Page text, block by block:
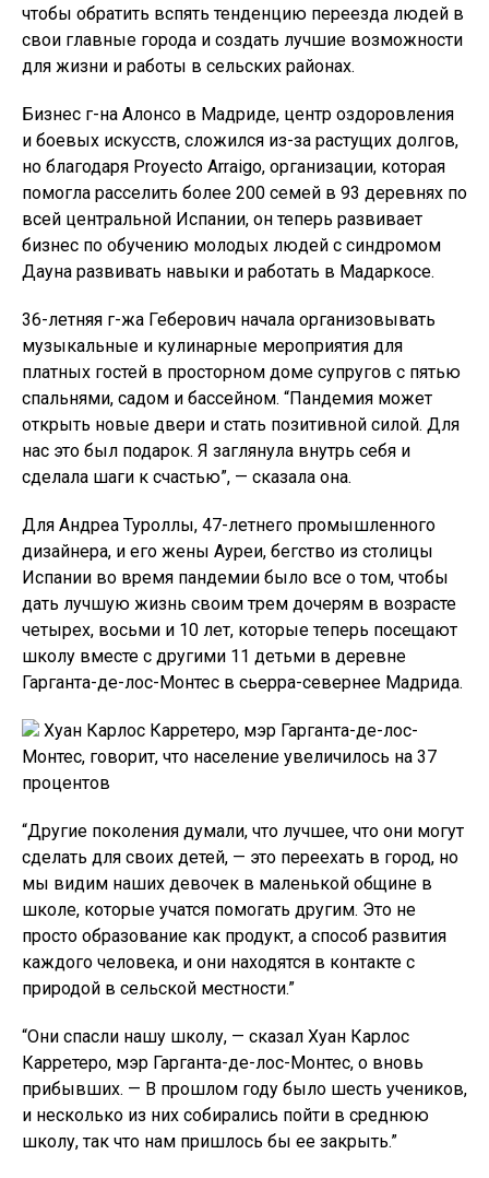
чтобы обратить вспять тенденцию переезда людей в
свои главные города и создать лучшие возможности
для жизни и работы в сельских районах.
Бизнес г-на Алонсо в Мадриде, центр оздоровления
и боевых искусств, сложился из-за растущих долгов,
но благодаря Proyecto Arraigo, организации, которая
помогла расселить более 200 семей в 93 деревнях по
всей центральной Испании, он теперь развивает
бизнес по обучению молодых людей с синдромом
Дауна развивать навыки и работать в Мадаркосе.
36-летняя г-жа Геберович начала организовывать
музыкальные и кулинарные мероприятия для
платных гостей в просторном доме супругов с пятью
спальнями, садом и бассейном. “Пандемия может
открыть новые двери и стать позитивной силой. Для
нас это был подарок. Я заглянула внутрь себя и
сделала шаги к счастью”, — сказала она.
Для Андреа Туроллы, 47-летнего промышленного
дизайнера, и его жены Ауреи, бегство из столицы
Испании во время пандемии было все о том, чтобы
дать лучшую жизнь своим трем дочерям в возрасте
четырех, восьми и 10 лет, которые теперь посещают
школу вместе с другими 11 детьми в деревне
Гарганта-де-лос-Монтес в сьерра-севернее Мадрида.
Хуан Карлос Карретеро, мэр Гарганта-де-лос-
Монтес, говорит, что население увеличилось на 37
процентов
“Другие поколения думали, что лучшее, что они могут
сделать для своих детей, — это переехать в город, но
мы видим наших девочек в маленькой общине в
школе, которые учатся помогать другим. Это не
просто образование как продукт, а способ развития
каждого человека, и они находятся в контакте с
природой в сельской местности.”
“Они спасли нашу школу, — сказал Хуан Карлос
Карретеро, мэр Гарганта-де-лос-Монтес, о вновь
прибывших. — В прошлом году было шесть учеников,
и несколько из них собирались пойти в среднюю
школу, так что нам пришлось бы ее закрыть.”